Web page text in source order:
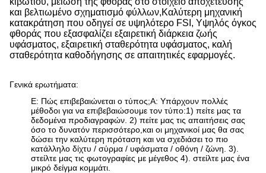
και βελτιωμένο σχηματισμό φύλλων,Καλύτερη μηχανική
κατακράτηση που οδηγεί σε υψηλότερο FSI, Υψηλός όγκος
φθοράς που εξασφαλίζει εξαιρετική διάρκεια ζωής
υφάσματος, εξαιρετική σταθερότητα υφάσματος, καλή
σταθερότητα καθοδήγησης σε απαιτητικές εφαρμογές.
Γενικά ερωτήματα:
Ε: Πώς επιβεβαιώνεται ο τύπος;Α: Υπάρχουν πολλές
μέθοδοι για να επιβεβαιώσουμε τον τύπο:1) πείτε μας τα
δεδομένα προδιαγραφών. 2) πείτε μας τις απαιτήσεις σας
όσο το δυνατόν περισσότερο,και οι μηχανικοί μας θα σας
δώσει την καλύτερη πρόταση και να σχεδιάσει το πιο
κατάλληλο δίχτυ / σύρμα / υφάσματα / οθόνη / ζώνη. 3).
στείλτε μας τις φωτογραφίες με μέγεθος 4). στείλτε μας ένα
μικρό δείγμα κομμάτι.